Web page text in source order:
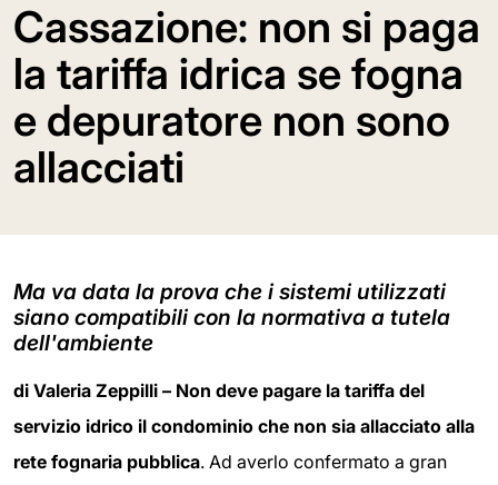
Cassazione: non si paga
la tariffa idrica se fogna
e depuratore non sono
allacciati
Ma va data la prova che i sistemi utilizzati
siano compatibili con la normativa a tutela
dell'ambiente
di Valeria Zeppilli – Non deve pagare la tariffa del
servizio idrico il condominio che non sia allacciato alla
rete fognaria pubblica. Ad averlo confermato a gran